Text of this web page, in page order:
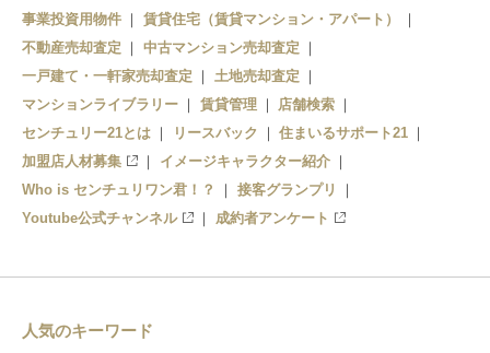
事業投資用物件
賃貸住宅（賃貸マンション・アパート）
不動産売却査定
中古マンション売却査定
一戸建て・一軒家売却査定
土地売却査定
マンションライブラリー
賃貸管理
店舗検索
センチュリー21とは
リースバック
住まいるサポート21
加盟店人材募集
イメージキャラクター紹介
Who is センチュリワン君！？
接客グランプリ
Youtube公式チャンネル
成約者アンケート
人気のキーワード